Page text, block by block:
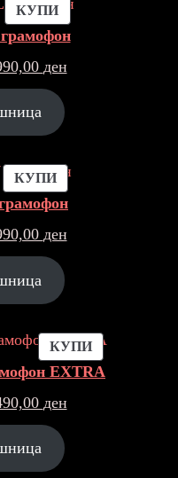
КУПИПРОДУКТ
НА
ден.
денCurrent
КУПИПРОДУКТ
НА
ден.
денCurrent
КУПИПРОДУКТ
НА
EXTRA
ден.
денCurrent